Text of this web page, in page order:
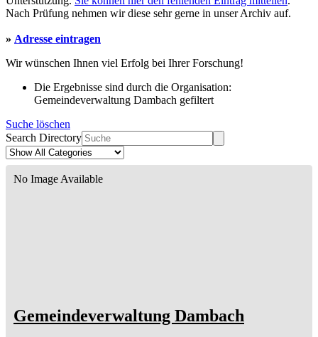
Nach Prüfung nehmen wir diese sehr gerne in unser Archiv auf.
» Adresse eintragen
Wir wünschen Ihnen viel Erfolg bei Ihrer Forschung!
Die Ergebnisse sind durch die Organisation:
Gemeindeverwaltung Dambach gefiltert
Suche löschen
Search Directory
No Image Available
Gemeindeverwaltung Dambach